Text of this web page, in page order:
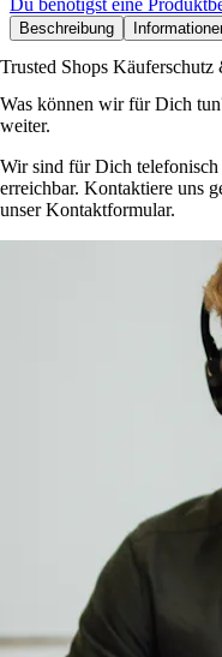
Beschreibung
Trusted Shops
Was können wir für Dich
weiter.
Wir sind für Dich
erreichbar. Kontaktiere uns
unser Kontaktformular.